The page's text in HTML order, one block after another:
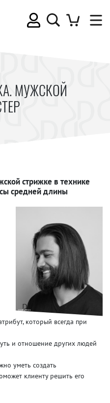
МУЖСКОЙ
стрижке в технике
средней длины
который всегда при
и отношение других людей
уметь создать
клиенту решить его